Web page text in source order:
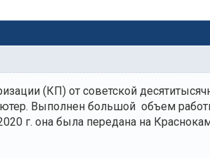
(КП) от советской
Выполнен большой объем
г. она была передана на